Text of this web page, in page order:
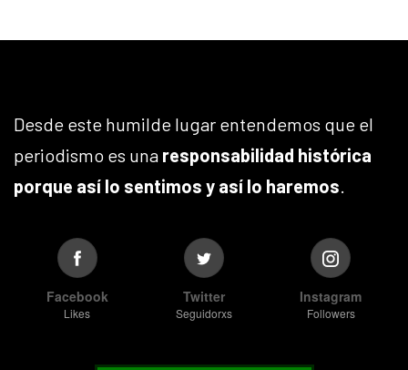
Desde este humilde lugar entendemos que el
periodismo es una responsabilidad histórica
porque así lo sentimos y así lo haremos.
Facebook
Likes
Twitter
Seguidorxs
Instagram
Followers